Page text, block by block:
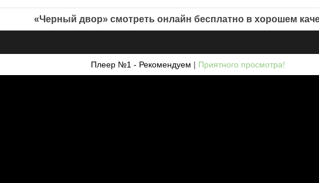
«Черный двор» смотреть онлайн бесплатно в хорошем
Плеер №1 - Рекомендуем | Приятного просмотра!